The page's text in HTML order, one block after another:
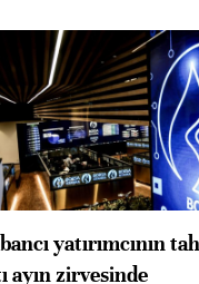
yatırımcının
ayın zirvesinde